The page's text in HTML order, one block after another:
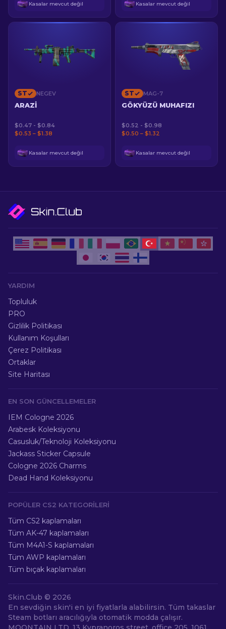
Kasalar mevcut değil Kasalar mevcut değil
ST NEGEV
ARAZI
$0.47 - $0.84
$0.53 – $1.38
Kasalar mevcut değil
ST MAG-7
GÖKYÜZÜ MUHAFIZI
$0.52 - $0.98
$0.50 – $1.32
Kasalar mevcut değil
YARDIM
Topluluk
PRO
Gizlilik Politikası
Kullanım Koşulları
Çerez Politikası
Ortaklar
Site Haritası
EN SON GÜNCELLEMELER
IEM Cologne 2026
Arabesk Koleksiyonu
Casusluk/Teknoloji Koleksiyonu
Jackass Sticker Capsule
Cologne 2026 Charms
Dead Hand Koleksiyonu
POPÜLER CS2 KATEGORILERI
Tüm CS2 kaplamaları
Tüm AK-47 kaplamaları
Tüm M4A1-S kaplamaları
Tüm AWP kaplamaları
Tüm bıçak kaplamaları
Skin.Club © 2026
En sevdiğin skin'i en iyi fiyatlarla alabilirsin. Tüm takaslar
Steam botları aracılığıyla otomatik modda çalışır.